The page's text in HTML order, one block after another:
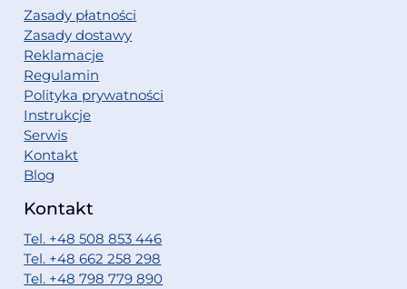
Zasady płatności
Zasady dostawy
Reklamacje
Regulamin
Polityka prywatności
Instrukcje
Serwis
Kontakt
Blog
Kontakt
Tel. +48 508 853 446
Tel. +48 662 258 298
Tel. +48 798 779 890